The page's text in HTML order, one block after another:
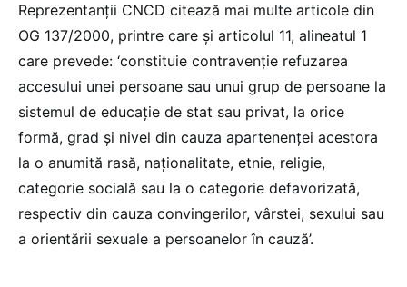
Reprezentanţii CNCD citează mai multe articole din
OG 137/2000, printre care şi articolul 11, alineatul 1
care prevede: ‘constituie contravenţie refuzarea
accesului unei persoane sau unui grup de persoane la
sistemul de educaţie de stat sau privat, la orice
formă, grad şi nivel din cauza apartenenţei acestora
la o anumită rasă, naţionalitate, etnie, religie,
categorie socială sau la o categorie defavorizată,
respectiv din cauza convingerilor, vârstei, sexului sau
a orientării sexuale a persoanelor în cauză’.